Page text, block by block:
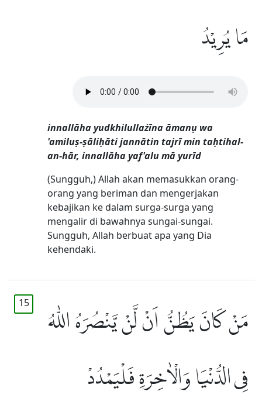
مَا يُرِيْدُ
innallāha yudkhilullażīna āmanụ wa
'amiluṣ-ṣāliḥāti jannātin tajrī min taḥtihal-
an-hār, innallāha yaf'alu mā yurīd
(Sungguh,) Allah akan memasukkan orang-
orang yang beriman dan mengerjakan
kebajikan ke dalam surga-surga yang
mengalir di bawahnya sungai-sungai.
Sungguh, Allah berbuat apa yang Dia
kehendaki.
15
مَنْ كَانَ يَظُنُّ اَنْ لَّنْ يَّنْصُرَهُ اللّٰهُ
فِى الدُّنْيَا وَالْاٰخِرَةِ فَلْيَمْدُدْ